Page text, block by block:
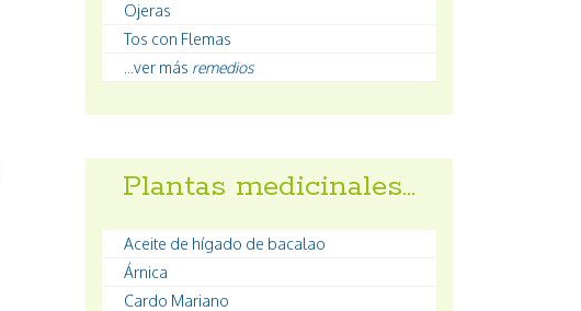
Ojeras
Tos con Flemas
...ver más remedios
Plantas medicinales…
Aceite de hígado de bacalao
Árnica
Cardo Mariano